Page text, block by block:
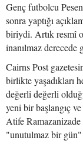
Genç futbolcu
sonra yaptığı
biriydi. Artık resmî
inanılmaz derecede
Cairns Post
birlikte yaşadıkları
değerli değerli
yeni bir başlangıç
Atife Ramazanizade
"unutulmaz bir